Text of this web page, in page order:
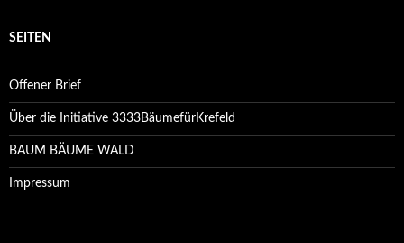
SEITEN
Offener Brief
Über die Initiative 3333BäumefürKrefeld
BAUM BÄUME WALD
Impressum